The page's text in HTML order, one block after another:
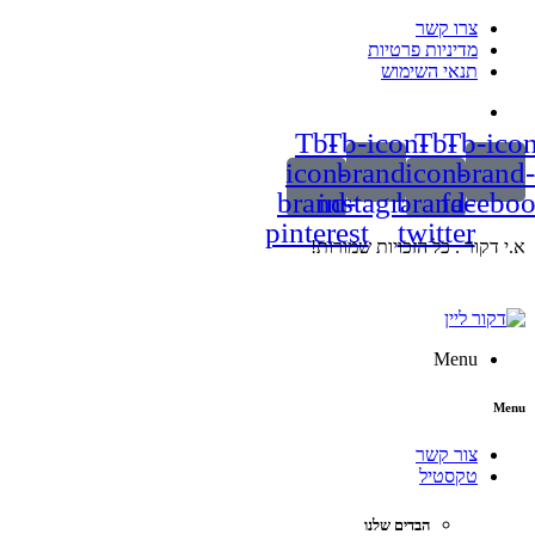
צרו קשר
מדיניות פרטיות
תנאי השימוש
Tb-
icon-
brand-
twitter
Tb-icon-
brand-
instagram
Tb-
icon-
brand-
pinterest
. כל הזכויות שמורות!
Menu
צור קשר
טקסטיל
הבדים שלנו